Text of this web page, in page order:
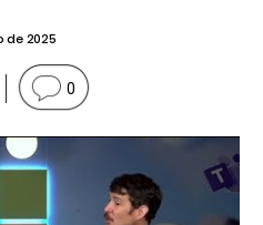
de 2025
0